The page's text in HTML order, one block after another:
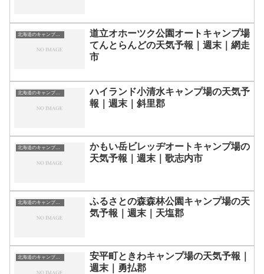
北海道のキャンプ場一覧
道立オホーツク公園オートキャンプ場
てんとらんどの天気予報｜週末｜網走
市
北海道のキャンプ場一覧
ハイランド小清水キャンプ場の天気予
報｜週末｜斜里郡
北海道のキャンプ場一覧
かもい岳ビレッヂオートキャンプ場の
天気予報｜週末｜歌志内市
北海道のキャンプ場一覧
ふるさとの森森林公園キャンプ場の天
気予報｜週末｜天塩郡
北海道のキャンプ場一覧
安平町ときわキャンプ場の天気予報｜
週末｜勇払郡